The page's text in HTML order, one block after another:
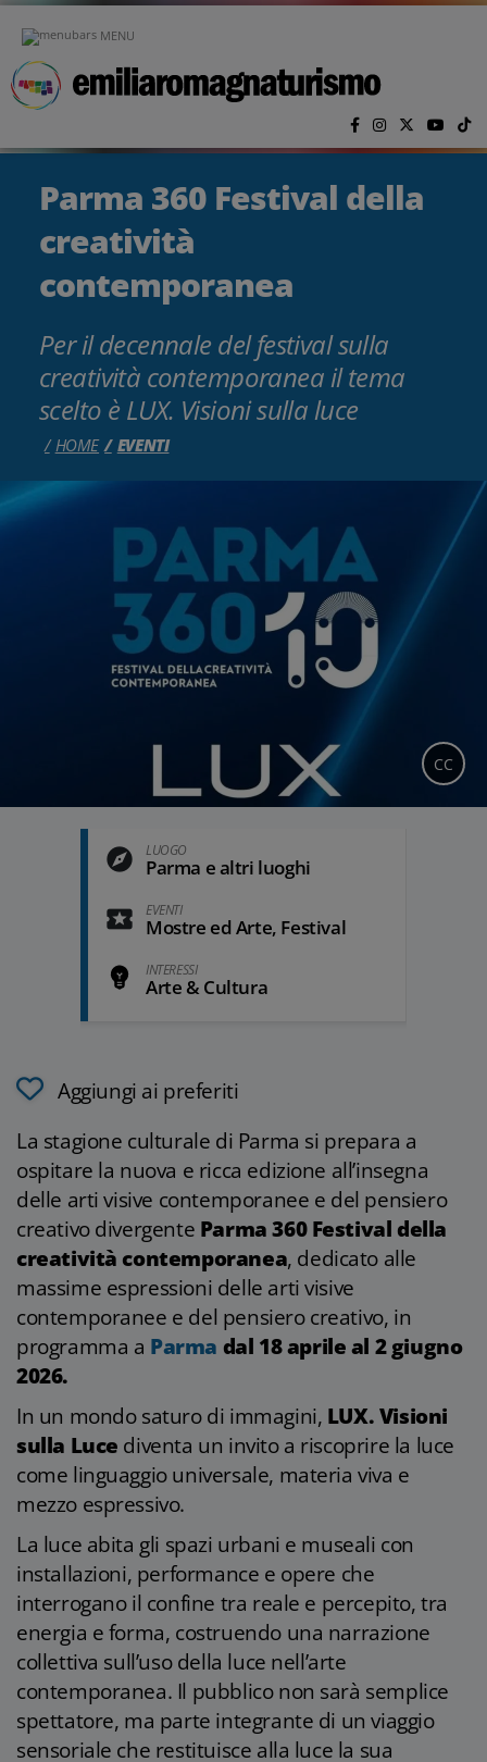
MENU
Parma 360 Festival della
creatività
contemporanea
Per il decennale del festival sulla
creatività contemporanea il tema
scelto è LUX. Visioni sulla luce
HOME EVENTI
CC
LUOGO
Parma e altri luoghi
EVENTI
Mostre ed Arte, Festival
INTERESSI
Arte & Cultura
Aggiungi ai preferiti
La stagione culturale di Parma si prepara a
ospitare la nuova e ricca edizione all’insegna
delle arti visive contemporanee e del pensiero
creativo divergente Parma 360 Festival della
creatività contemporanea, dedicato alle
massime espressioni delle arti visive
contemporanee e del pensiero creativo, in
programma a Parma dal 18 aprile al 2 giugno
2026.
In un mondo saturo di immagini, LUX. Visioni
sulla Luce diventa un invito a riscoprire la luce
come linguaggio universale, materia viva e
mezzo espressivo.
La luce abita gli spazi urbani e museali con
installazioni, performance e opere che
interrogano il confine tra reale e percepito, tra
energia e forma, costruendo una narrazione
collettiva sull’uso della luce nell’arte
contemporanea. Il pubblico non sarà semplice
spettatore, ma parte integrante di un viaggio
sensoriale che restituisce alla luce la sua